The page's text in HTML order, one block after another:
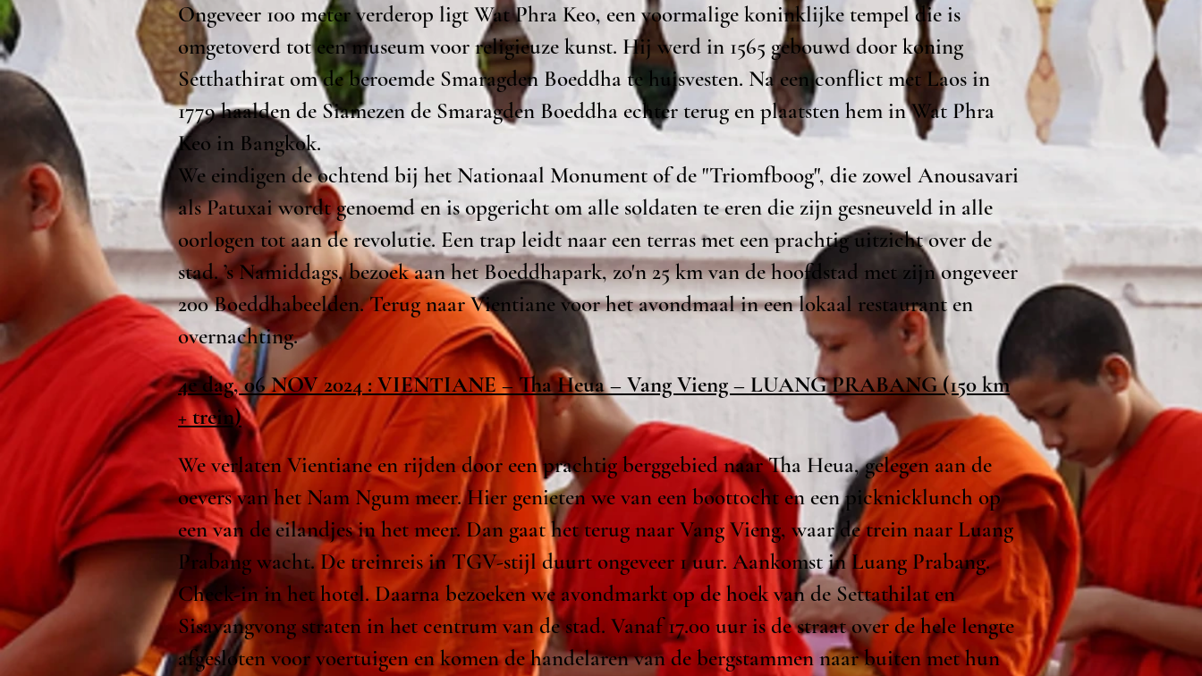
Ongeveer 100 meter verderop ligt Wat Phra Keo, een voormalige koninklijke tempel die is
omgetoverd tot een museum voor religieuze kunst. Hij werd in 1565 gebouwd door koning
Setthathirat om de beroemde Smaragden Boeddha te huisvesten. Na een conflict met Laos in
1779 haalden de Siamezen de Smaragden Boeddha echter terug en plaatsten hem in Wat Phra
Keo in Bangkok.
We eindigen de ochtend bij het Nationaal Monument of de "Triomfboog", die zowel Anousavari
als Patuxai wordt genoemd en is opgericht om alle soldaten te eren die zijn gesneuveld in alle
oorlogen tot aan de revolutie. Een trap leidt naar een terras met een prachtig uitzicht over de
stad. ’s Namiddags, bezoek aan het Boeddhapark, zo'n 25 km van de hoofdstad met zijn ongeveer
200 Boeddhabeelden. Terug naar Vientiane voor het avondmaal in een lokaal restaurant en
overnachting.
4e dag, 06 NOV 2024 : VIENTIANE – Tha Heua – Vang Vieng – LUANG PRABANG (150 km
+ trein)
We verlaten Vientiane en rijden door een prachtig berggebied naar Tha Heua, gelegen aan de
oevers van het Nam Ngum meer. Hier genieten we van een boottocht en een picknicklunch op
een van de eilandjes in het meer. Dan gaat het terug naar Vang Vieng, waar de trein naar Luang
Prabang wacht. De treinreis in TGV-stijl duurt ongeveer 1 uur. Aankomst in Luang Prabang.
Check-in in het hotel. Daarna bezoeken we avondmarkt op de hoek van de Settathilat en
Sisavangvong straten in het centrum van de stad. Vanaf 17.00 uur is de straat over de hele lengte
afgesloten voor voertuigen en komen de handelaren van de bergstammen naar buiten met hun